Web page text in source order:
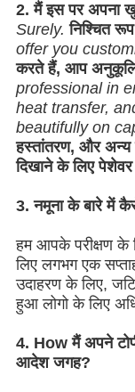
2. मैं इस पर अपना
Surely. निश्चित
offer you
करते हैं, आप
professional in
heat transfer,
beautifully on
हस्तांतरण, और अन्य
दिखाने के लिए
3. नमूना के बारे में
हम आपके परीक्षण के
लिए लगभग एक
उदाहरण के लिए,
हुआ लोगो के लिए
4. How मैं अपने
आदेश जगह?